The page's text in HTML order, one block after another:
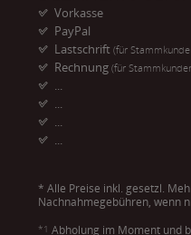
Vorkasse
PayPal
Lastschrift (für
Rechnung (für
...
...
...
...
* Alle Preise inkl. gesetzl.
Nachnahmegebühren, wenn
*1 Abholung im Moment und